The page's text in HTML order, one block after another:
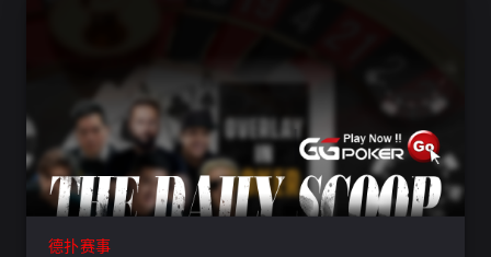
德扑赛事